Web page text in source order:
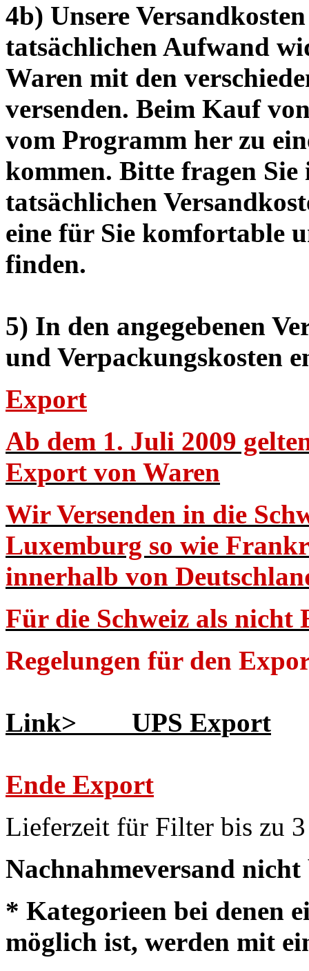
4b) Unsere
tatsächlichen Aufwand
Waren mit den
versenden. Beim Kauf
vom Programm her zu
kommen. Bitte fragen
tatsächlichen
eine für Sie komfortable
finden.
5) In den angegebenen
und Verpackungskosten
Export
Ab dem 1. Juli 2009
Export von Waren
Wir Versenden in die
Luxemburg so wie
innerhalb von
Für die Schweiz als
Regelungen für den
Link> UPS Export
Ende Export
Lieferzeit für Filter bis zu 3
Nachnahmeversand
* Kategorieen bei denen
möglich ist, werden mit